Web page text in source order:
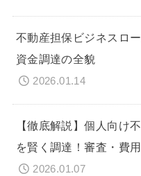
不動産担保ビジネスロ
資金調達の全貌
2026.01.14
【徹底解説】個人向け
を賢く調達！審査・費
2026.01.07